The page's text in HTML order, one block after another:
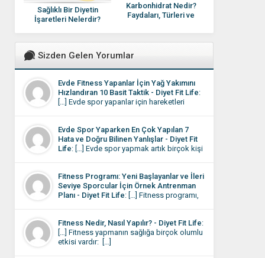
Sağlıklı Bir Diyetin
İşaretleri Nelerdir?
Karbonhidrat Nedir?
Faydaları, Türleri ve
Rehber (2026)
Sizden Gelen Yorumlar
Evde Fitness Yapanlar İçin Yağ Yakımını
Hızlandıran 10 Basit Taktik - Diyet Fit Life:
[…] Evde spor yapanlar için hareketleri
düşüren en önemli etkendir. Aslında
burada sorun çoğu zaman eksik çalışmak
değil, bazı küçük detayların gözden
Evde Spor Yaparken En Çok Yapılan 7
Hata ve Doğru Bilinen Yanlışlar - Diyet Fit
Life: […] Evde spor yapmak artık birçok kişi
evinde daha rahat eden kişiler, çözümü
kendi programını oluşturmada buluyor.
Evde spor rutini oturduktan sonra bile
Fitness Programı: Yeni Başlayanlar ve İleri
Seviye Sporcular İçin Örnek Antrenman
Planı - Diyet Fit Life: […] Fitness programı,
Kas kütlesini artırmak, kilo vermek,
dayanıklılığı yükseltmek veya genel sağlığı
iyileştirmek için farklı egzersiz planları
Fitness Nedir, Nasıl Yapılır? - Diyet Fit Life:
[…] Fitness yapmanın sağlığa birçok olumlu
etkisi vardır: […]